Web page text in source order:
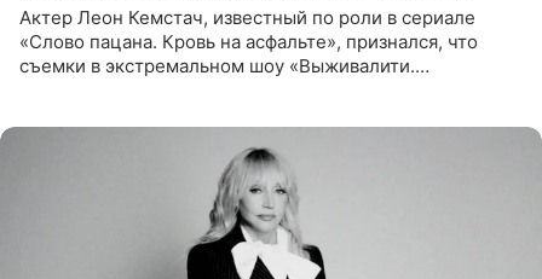
Актер Леон Кемстач, известный по роли в сериале
«Слово пацана. Кровь на асфальте», признался, что
съемки в экстремальном шоу «Выживалити.